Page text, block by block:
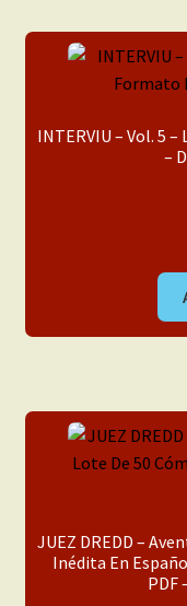
INTERVIU – Vol. 5
–
JUEZ DREDD –
Inédita En
PDF